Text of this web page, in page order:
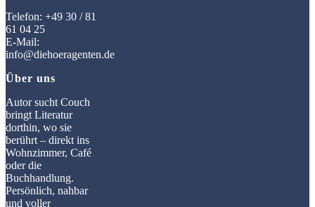
Telefon: +49 30 / 81
61 04 25
E-Mail:
info@diehoeragenten.de
Über uns
Autor sucht Couch
bringt Literatur
dorthin, wo sie
berührt – direkt ins
Wohnzimmer, Café
oder die
Buchhandlung.
Persönlich, nahbar
und voller